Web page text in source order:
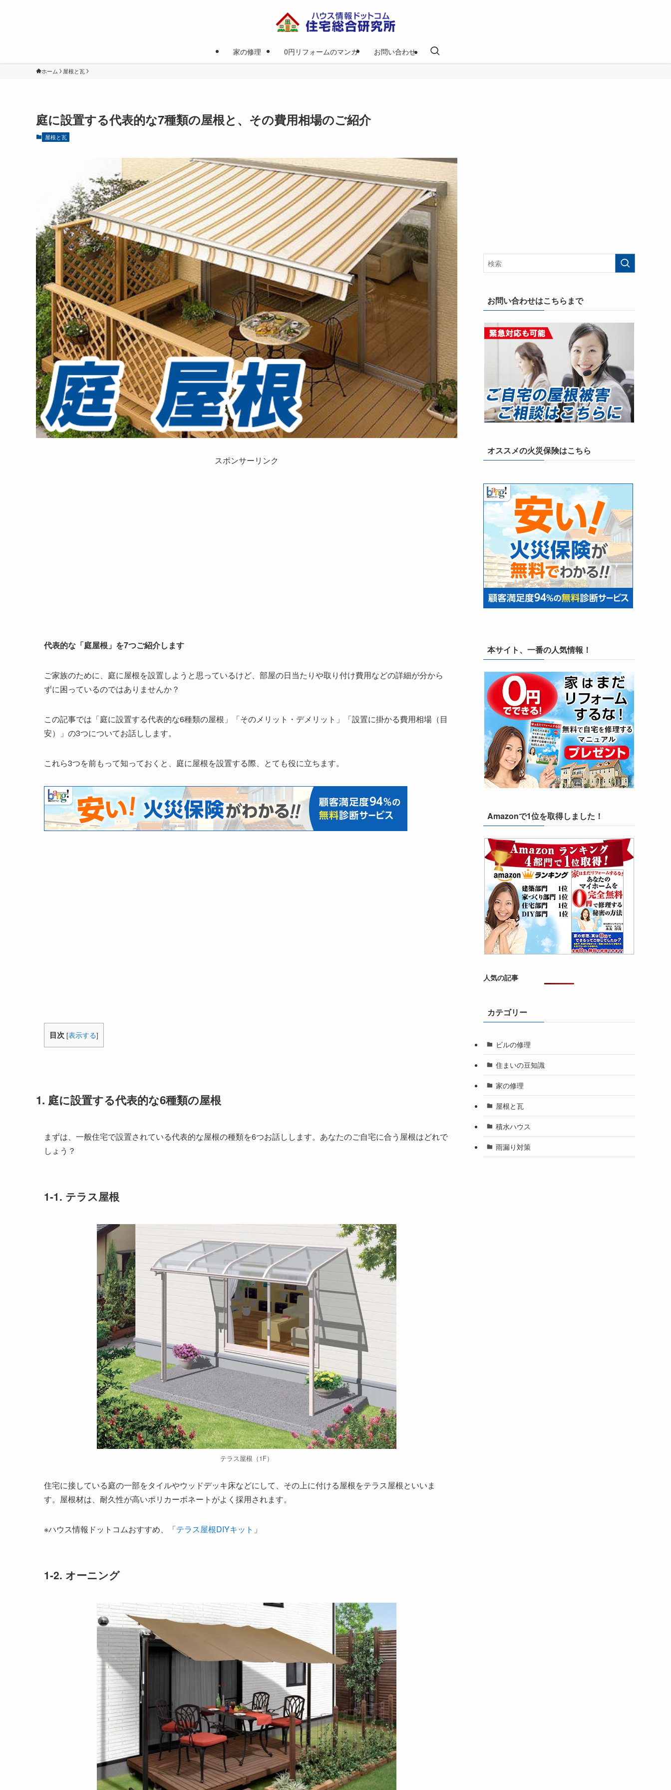
家の修理 0円リフォームのマンガ お問い合わせ
ホーム 屋根と瓦
庭に設置する代表的な7種類の屋根と、その費用相場のご紹介
屋根と瓦
スポンサーリンク
代表的な「庭屋根」を7つご紹介します
ご家族のために、庭に屋根を設置しようと思っているけど、部屋の日当たりや取り付け費用などの詳細が分から
ずに困っているのではありませんか？
この記事では「庭に設置する代表的な6種類の屋根」「そのメリット・デメリット」「設置に掛かる費用相場（目
安）」の3つについてお話しします。
これら3つを前もって知っておくと、庭に屋根を設置する際、とても役に立ちます。
目次 [表示する]
1. 庭に設置する代表的な6種類の屋根
まずは、一般住宅で設置されている代表的な屋根の種類を6つお話しします。あなたのご自宅に合う屋根はどれで
しょう？
1-1. テラス屋根
テラス屋根（1F）
住宅に接している庭の一部をタイルやウッドデッキ床などにして、その上に付ける屋根をテラス屋根といいま
す。屋根材は、耐久性が高いポリカーボネートがよく採用されます。
※ハウス情報ドットコムおすすめ、「テラス屋根DIYキット 」
1-2. オーニング
お問い合わせはこちらまで
オススメの火災保険はこちら
本サイト、一番の人気情報！
Amazonで1位を取得しました！
人気の記事
カテゴリー
ビルの修理
住まいの豆知識
家の修理
屋根と瓦
積水ハウス
雨漏り対策